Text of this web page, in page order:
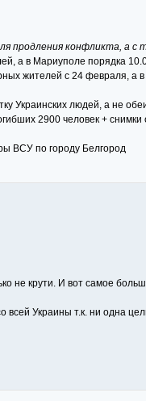
продления конфликта, а с
а в Мариуполе порядка
жителей с 24 февраля, а в
людей, а не
2900 человек +
ВСУ по городу Белгород
не крути. И вот самое
всей Украины т.к. ни